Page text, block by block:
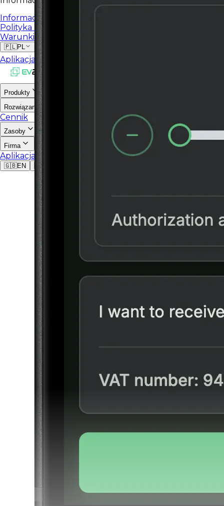
Informacje prawne
Polityka bezpieczeństwa informacji
Warunki świadczenia usług
🇵🇱PL
Aplikacja kierowcy
Produkty
Rozwiązania
Cennik
Zasoby
Firma
Aplikacja kierowcy Portal operatora
🇬🇧EN 🇩🇪